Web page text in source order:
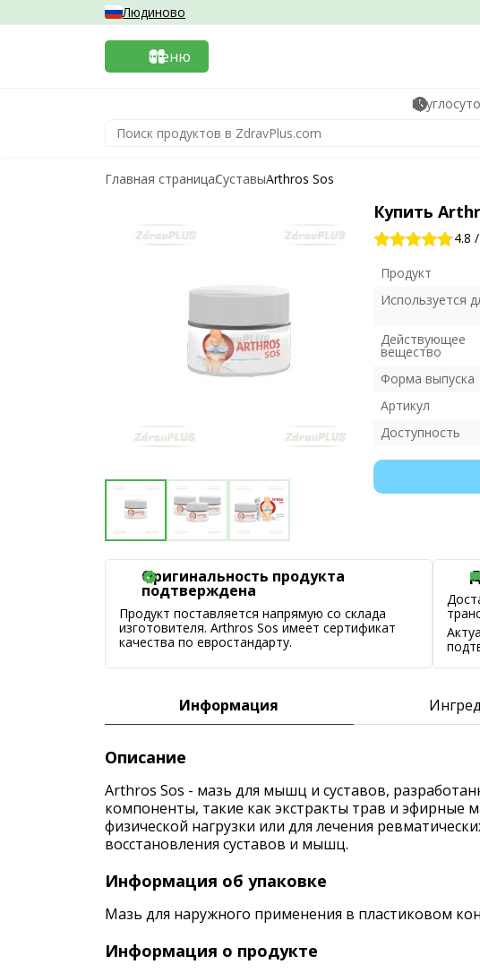
Людиново
Меню
Главная страницаСуставыArthros Sos
Купить
4.8 /
Продукт
Используется
Действующее
вещество
Форма выпуска
Артикул
Доступность
Оригинальность продукта
подтверждена
Продукт поставляется напрямую со склада
изготовителя. Arthros Sos имеет сертификат
качества по евростандарту.
Информация
Описание
Arthros Sos - мазь для мышц и суставов,
компоненты, такие как экстракты трав и эфирные
физической нагрузки или для лечения
восстановления суставов и мышц.
Информация об упаковке
Мазь для наружного применения в пластиковом
Информация о продукте